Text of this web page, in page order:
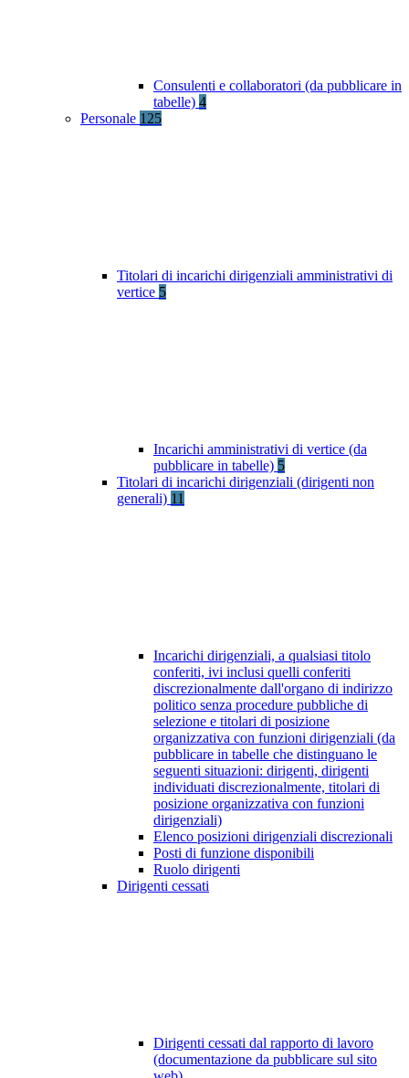
Consulenti e collaboratori (da pubblicare in
tabelle) 4
Personale 125
Titolari di incarichi dirigenziali amministrativi di
vertice 5
Incarichi amministrativi di vertice (da
pubblicare in tabelle) 5
Titolari di incarichi dirigenziali (dirigenti non
generali) 11
Incarichi dirigenziali, a qualsiasi titolo
conferiti, ivi inclusi quelli conferiti
discrezionalmente dall'organo di indirizzo
politico senza procedure pubbliche di
selezione e titolari di posizione
organizzativa con funzioni dirigenziali (da
pubblicare in tabelle che distinguano le
seguenti situazioni: dirigenti, dirigenti
individuati discrezionalmente, titolari di
posizione organizzativa con funzioni
dirigenziali)
Elenco posizioni dirigenziali discrezionali
Posti di funzione disponibili
Ruolo dirigenti
Dirigenti cessati
Dirigenti cessati dal rapporto di lavoro
(documentazione da pubblicare sul sito